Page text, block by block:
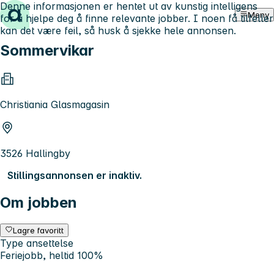
Hopp til innhold Meny
Sommervikar
Christiania Glasmagasin
3526 Hallingby
Stillingsannonsen er inaktiv.
Om jobben
Lagre favoritt
Type ansettelse
Feriejobb, heltid 100%
Denne informasjonen er hentet ut av kunstig intelligens
for å hjelpe deg å finne relevante jobber. I noen få tilfeller
kan det være feil, så husk å sjekke hele annonsen.